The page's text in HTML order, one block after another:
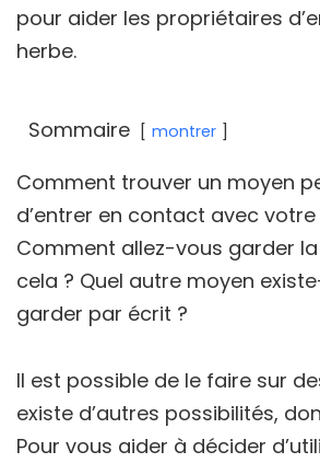
pour aider les propriétaires
herbe.
Sommaire montrer
Comment trouver un moyen
d’entrer en contact avec
Comment allez-vous garder
cela ? Quel autre moyen
garder par écrit ?
Il est possible de le faire sur
existe d’autres possibilités,
Pour vous aider à décider